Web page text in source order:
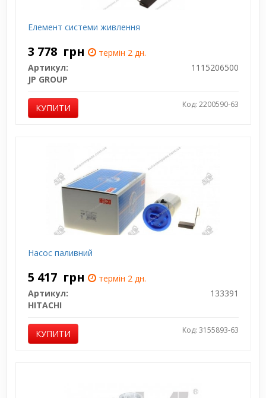
Елемент системи живлення
3 778 грн
термін 2 дн.
Артикул:
1115206500
JP GROUP
КУПИТИ Код: 2200590-63
Насос паливний
5 417 грн
термін 2 дн.
Артикул:
133391
HITACHI
КУПИТИ Код: 3155893-63